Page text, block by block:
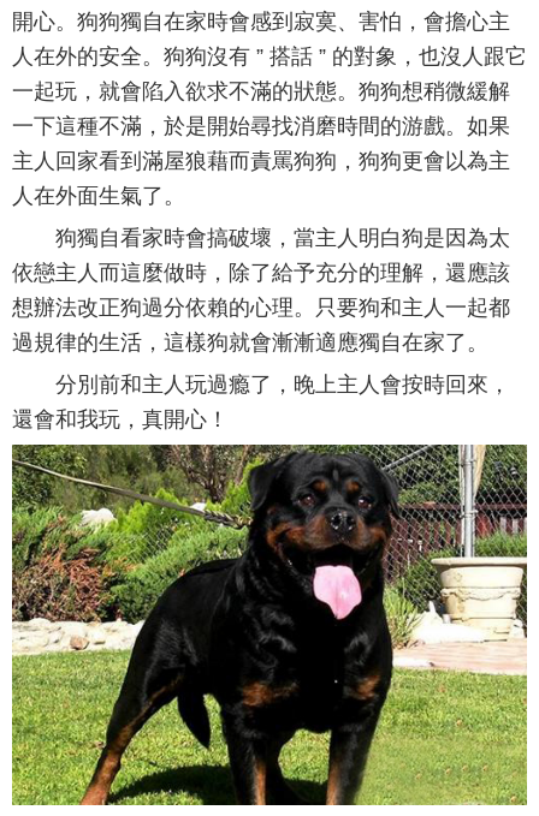
開心。狗狗獨自在家時會感到寂寞、害怕，會擔心主
人在外的安全。狗狗沒有 ” 搭話 ” 的對象，也沒人跟它
一起玩，就會陷入欲求不滿的狀態。狗狗想稍微緩解
一下這種不滿，於是開始尋找消磨時間的游戲。如果
主人回家看到滿屋狼藉而責罵狗狗，狗狗更會以為主
人在外面生氣了。
狗獨自看家時會搞破壞，當主人明白狗是因為太
依戀主人而這麼做時，除了給予充分的理解，還應該
想辦法改正狗過分依賴的心理。只要狗和主人一起都
過規律的生活，這樣狗就會漸漸適應獨自在家了。
分別前和主人玩過瘾了，晚上主人會按時回來，
還會和我玩，真開心！